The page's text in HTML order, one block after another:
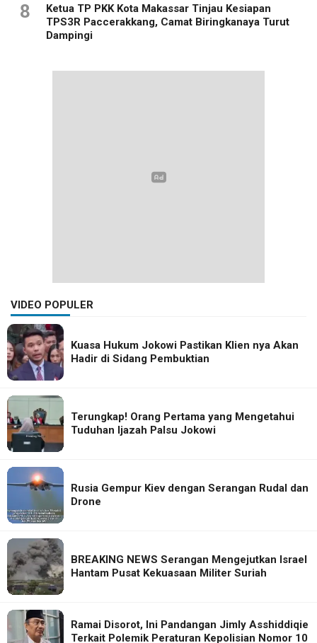
8
Ketua TP PKK Kota Makassar Tinjau Kesiapan
TPS3R Paccerakkang, Camat Biringkanaya Turut
Dampingi
VIDEO POPULER
Kuasa Hukum Jokowi Pastikan Klien nya Akan
Hadir di Sidang Pembuktian
Terungkap! Orang Pertama yang Mengetahui
Tuduhan Ijazah Palsu Jokowi
Rusia Gempur Kiev dengan Serangan Rudal dan
Drone
BREAKING NEWS Serangan Mengejutkan Israel
Hantam Pusat Kekuasaan Militer Suriah
Ramai Disorot, Ini Pandangan Jimly Asshiddiqie
Terkait Polemik Peraturan Kepolisian Nomor 10